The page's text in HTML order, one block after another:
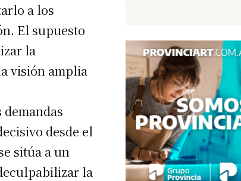
a los
El supuesto
la
visión amplia
desde el
sitúa a un
la